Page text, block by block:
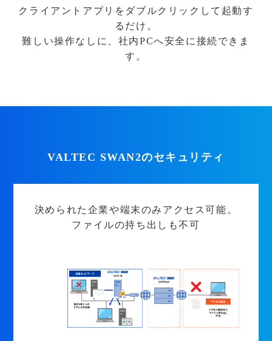
クライアントアプリをダブルクリックして起動す
るだけ。
難しい操作なしに、社内PCへ安全に接続できま
す。
VALTEC SWAN2のセキュリティ
決められた企業や端末のみアクセス可能。
ファイルの持ち出しも不可